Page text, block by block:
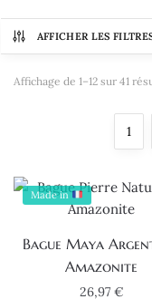
AFFICHER LES
Affichage de 1–12 sur 41
1
Made in
Bague Maya
Amazonite
26,97€